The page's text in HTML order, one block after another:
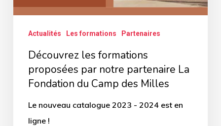
Fondation
Milles
Actualités Les formations Partenaires
Découvrez les formations
proposées par notre partenaire La
Fondation du Camp des Milles
Le nouveau catalogue 2023 - 2024 est en
ligne !